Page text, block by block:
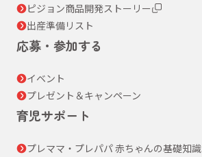
ピジョン商品開発ストーリー
出産準備リスト
応募・参加する
イベント
プレゼント＆キャンペーン
育児サポート
プレママ・プレパパ 赤ちゃんの基礎知識